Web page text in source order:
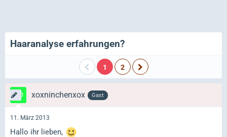
Haaranalyse erfahrungen?
1 2
xoxninchenxox Gast
11. März 2013
Hallo ihr lieben,